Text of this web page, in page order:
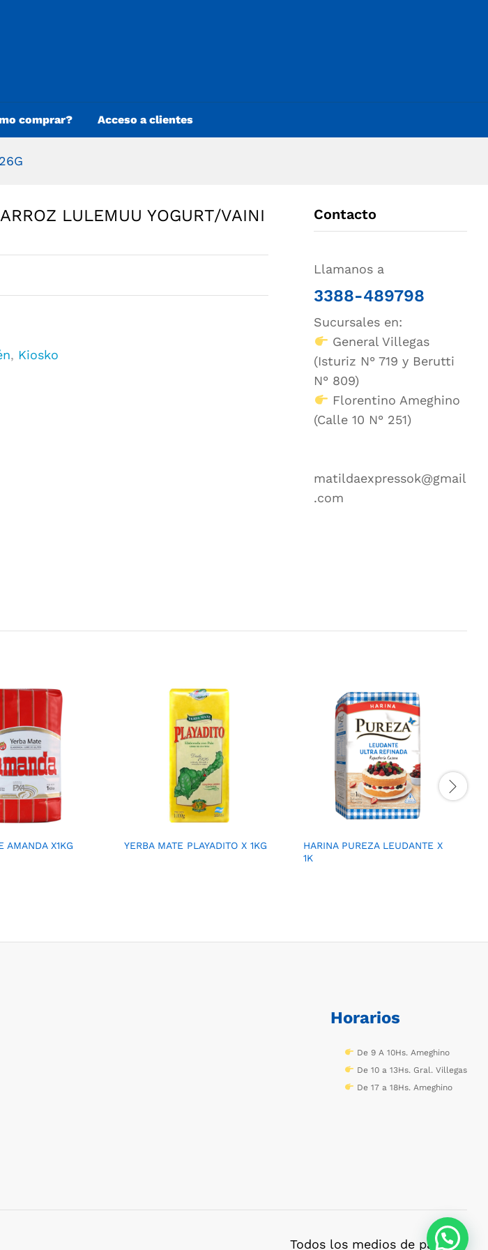
comprar? Acceso a clientes
LULEMUU YOGURT/VAINI
, Kiosko
Contacto
Llamanos a
3388-489798
Sucursales en:
General Villegas
(Isturiz N° 719 y Berutti
N° 809)
Florentino Ameghino
(Calle 10 N° 251)
matildaexpressok@gmail
.com
AMANDA X1KG YERBA MATE PLAYADITO X 1KG
HARINA PUREZA LEUDANTE X
1K
Horarios
De 9 A 10Hs. Ameghino
De 10 a 13Hs. Gral. Villegas
De 17 a 18Hs. Ameghino
Todos los medios de pago